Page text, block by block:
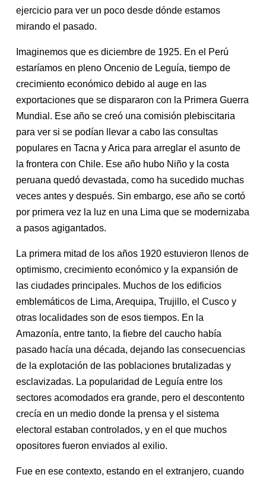
ejercicio para ver un poco desde dónde estamos
mirando el pasado.
Imaginemos que es diciembre de 1925. En el Perú
estaríamos en pleno Oncenio de Leguía, tiempo de
crecimiento económico debido al auge en las
exportaciones que se dispararon con la Primera Guerra
Mundial. Ese año se creó una comisión plebiscitaria
para ver si se podían llevar a cabo las consultas
populares en Tacna y Arica para arreglar el asunto de
la frontera con Chile. Ese año hubo Niño y la costa
peruana quedó devastada, como ha sucedido muchas
veces antes y después. Sin embargo, ese año se cortó
por primera vez la luz en una Lima que se modernizaba
a pasos agigantados.
La primera mitad de los años 1920 estuvieron llenos de
optimismo, crecimiento económico y la expansión de
las ciudades principales. Muchos de los edificios
emblemáticos de Lima, Arequipa, Trujillo, el Cusco y
otras localidades son de esos tiempos. En la
Amazonía, entre tanto, la fiebre del caucho había
pasado hacía una década, dejando las consecuencias
de la explotación de las poblaciones brutalizadas y
esclavizadas. La popularidad de Leguía entre los
sectores acomodados era grande, pero el descontento
crecía en un medio donde la prensa y el sistema
electoral estaban controlados, y en el que muchos
opositores fueron enviados al exilio.
Fue en ese contexto, estando en el extranjero, cuando